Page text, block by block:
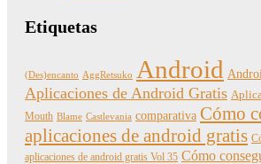
Etiquetas
(Des)encanto AggRetsuko Android
Aplicaciones de Android Gratis
Mouth Blame Castlevania comparativa Cómo
aplicaciones de android gratis
aplicaciones de android gratis Vol 35 Cómo